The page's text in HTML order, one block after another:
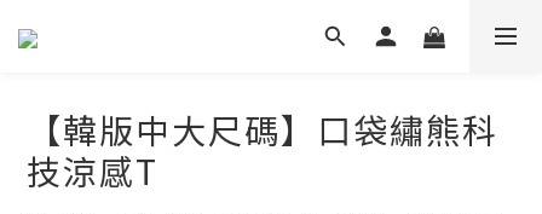
【韓版中大尺碼】口袋繡熊科
技涼感T